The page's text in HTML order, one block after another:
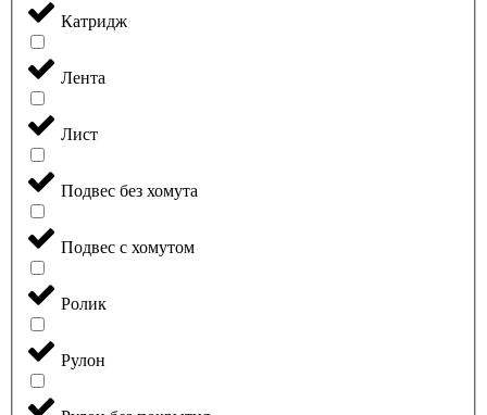
Катридж
Лента
Лист
Подвес без хомута
Подвес с хомутом
Ролик
Рулон